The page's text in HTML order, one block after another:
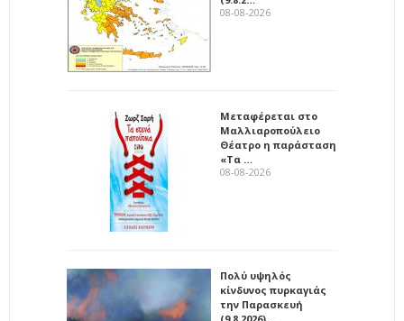
08-08-2026
Μεταφέρεται στο
Μαλλιαροπούλειο
Θέατρο η παράσταση
«Τα …
08-08-2026
Πολύ υψηλός
κίνδυνος πυρκαγιάς
την Παρασκευή